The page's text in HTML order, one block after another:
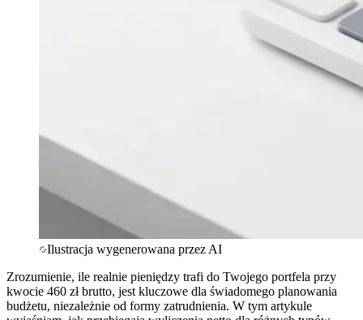
Ilustracja wygenerowana przez AI
Zrozumienie, ile realnie pieniędzy trafi do Twojego portfela przy
kwocie 460 zł brutto, jest kluczowe dla świadomego planowania
budżetu, niezależnie od formy zatrudnienia. W tym artykule